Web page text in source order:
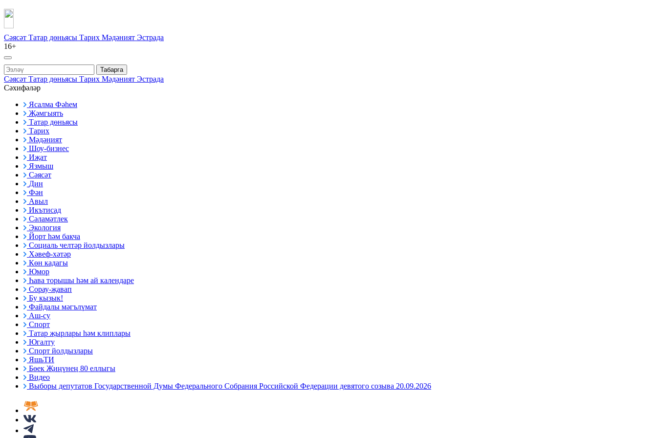
Сәясәт Татар дөньясы Тарих Мәдәният Эстрада
16+
Табарга
Сәясәт Татар дөньясы Тарих Мәдәният Эстрада
Сәхифәләр
Ясалма Фәһем
Җәмгыять
Татар дөньясы
Тарих
Мәдәният
Шоу-бизнес
Иҗат
Язмыш
Сәясәт
Дин
Фән
Авыл
Икътисад
Сәламәтлек
Экология
Йорт һәм бакча
Социаль челтәр йолдызлары
Хәвеф-хәтәр
Көн кадагы
Юмор
Һава торышы һәм ай календаре
Сорау-җавап
Бу кызык!
Файдалы мәгълүмат
Аш-су
Спорт
Татар җырлары һәм клиплары
Югалту
Спорт йолдызлары
ЯшьТИ
Бөек Җиңүнең 80 еллыгы
Видео
Выборы депутатов Государственной Думы Федерального Собрания Российской Федерации девятого созыва 20.09.2026